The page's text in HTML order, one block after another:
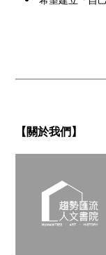
【關於我們】